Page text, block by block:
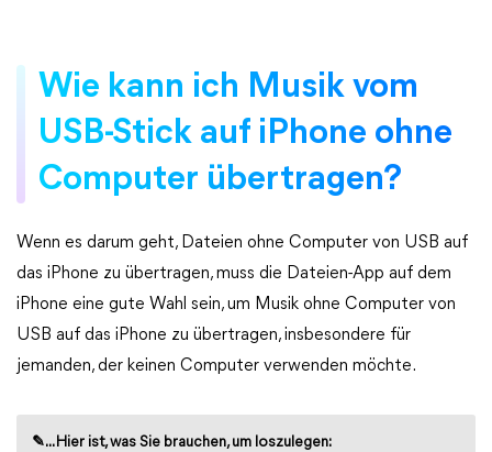
Wie kann ich Musik vom
USB-Stick auf iPhone ohne
Computer übertragen?
Wenn es darum geht, Dateien ohne Computer von USB auf
das iPhone zu übertragen, muss die Dateien-App auf dem
iPhone eine gute Wahl sein, um Musik ohne Computer von
USB auf das iPhone zu übertragen, insbesondere für
jemanden, der keinen Computer verwenden möchte.
✎... Hier ist, was Sie brauchen, um loszulegen: